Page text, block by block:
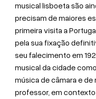
musical lisboeta são
precisam de maiores
primeira visita a
pela sua fixação
seu falecimento em
musical da cidade
música de câmara e de
professor, em